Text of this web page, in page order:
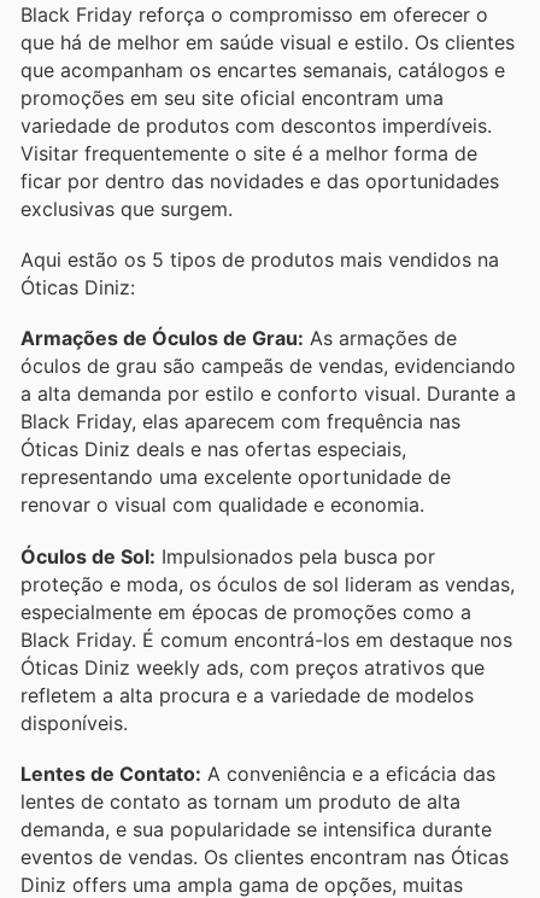
Black Friday reforça o compromisso em oferecer o
que há de melhor em saúde visual e estilo. Os clientes
que acompanham os encartes semanais, catálogos e
promoções em seu site oficial encontram uma
variedade de produtos com descontos imperdíveis.
Visitar frequentemente o site é a melhor forma de
ficar por dentro das novidades e das oportunidades
exclusivas que surgem.
Aqui estão os 5 tipos de produtos mais vendidos na
Óticas Diniz:
Armações de Óculos de Grau: As armações de
óculos de grau são campeãs de vendas, evidenciando
a alta demanda por estilo e conforto visual. Durante a
Black Friday, elas aparecem com frequência nas
Óticas Diniz deals e nas ofertas especiais,
representando uma excelente oportunidade de
renovar o visual com qualidade e economia.
Óculos de Sol: Impulsionados pela busca por
proteção e moda, os óculos de sol lideram as vendas,
especialmente em épocas de promoções como a
Black Friday. É comum encontrá-los em destaque nos
Óticas Diniz weekly ads, com preços atrativos que
refletem a alta procura e a variedade de modelos
disponíveis.
Lentes de Contato: A conveniência e a eficácia das
lentes de contato as tornam um produto de alta
demanda, e sua popularidade se intensifica durante
eventos de vendas. Os clientes encontram nas Óticas
Diniz offers uma ampla gama de opções, muitas